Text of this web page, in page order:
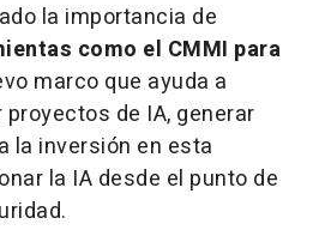
la importancia de
como el CMMI para
marco que ayuda a
de IA, generar
la inversión en esta
la IA desde el punto de